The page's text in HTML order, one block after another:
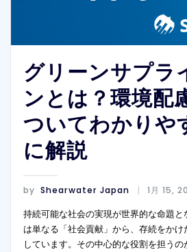
グリーンサプラ
ンとは？環境配
ついてわかりや
に解説
by Shearwater Japan 1月 15,
持続可能な社会の実現が世界的な命題
は単なる「社会貢献」から、存続をか
しています。その中心的な役割を担う